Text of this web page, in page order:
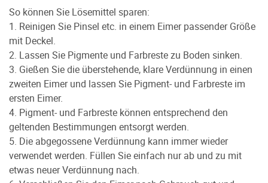
So können Sie Lösemittel sparen:
1. Reinigen Sie Pinsel etc. in einem Eimer passender Größe
mit Deckel.
2. Lassen Sie Pigmente und Farbreste zu Boden sinken.
3. Gießen Sie die überstehende, klare Verdünnung in einen
zweiten Eimer und lassen Sie Pigment- und Farbreste im
ersten Eimer.
4. Pigment- und Farbreste können entsprechend den
geltenden Bestimmungen entsorgt werden.
5. Die abgegossene Verdünnung kann immer wieder
verwendet werden. Füllen Sie einfach nur ab und zu mit
etwas neuer Verdünnung nach.